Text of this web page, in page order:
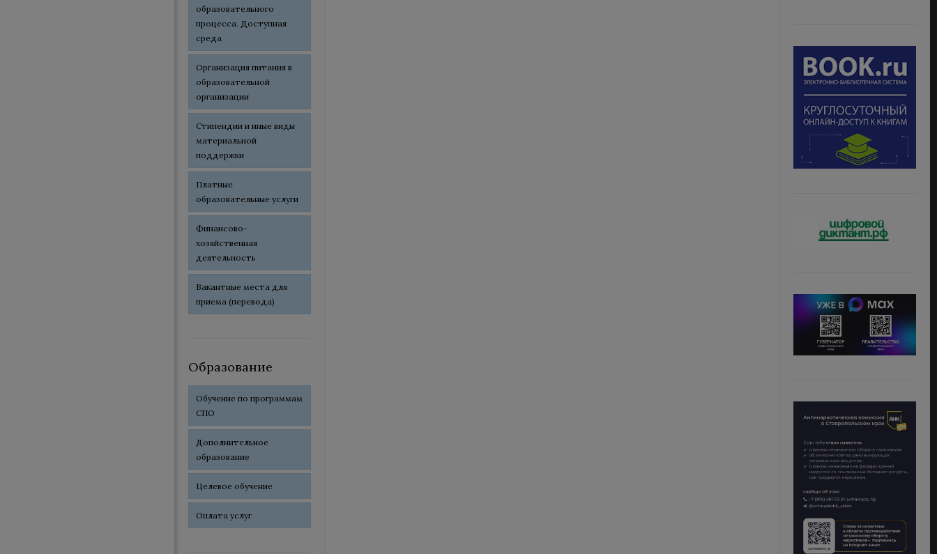
образовательного
процесса. Доступная
среда
Организация питания в
образовательной
организации
Стипендии и иные виды
материальной
поддержки
Платные
образовательные услуги
Финансово-
хозяйственная
деятельность
Вакантные места для
приема (перевода)
Образование
Обучение по программам
СПО
Дополнительное
образование
Целевое обучение
Оплата услуг